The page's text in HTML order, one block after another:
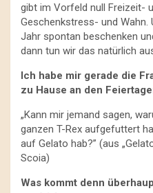
gibt im Vorfeld null Freizeit-
Geschenkstress- und Wahn.
Jahr spontan beschenken
dann tun wir das natürlich
Ich habe mir gerade die
zu Hause an den
„Kann mir jemand sagen,
ganzen T-Rex aufgefuttert
auf Gelato hab?” (aus
Scoia)
Was kommt denn